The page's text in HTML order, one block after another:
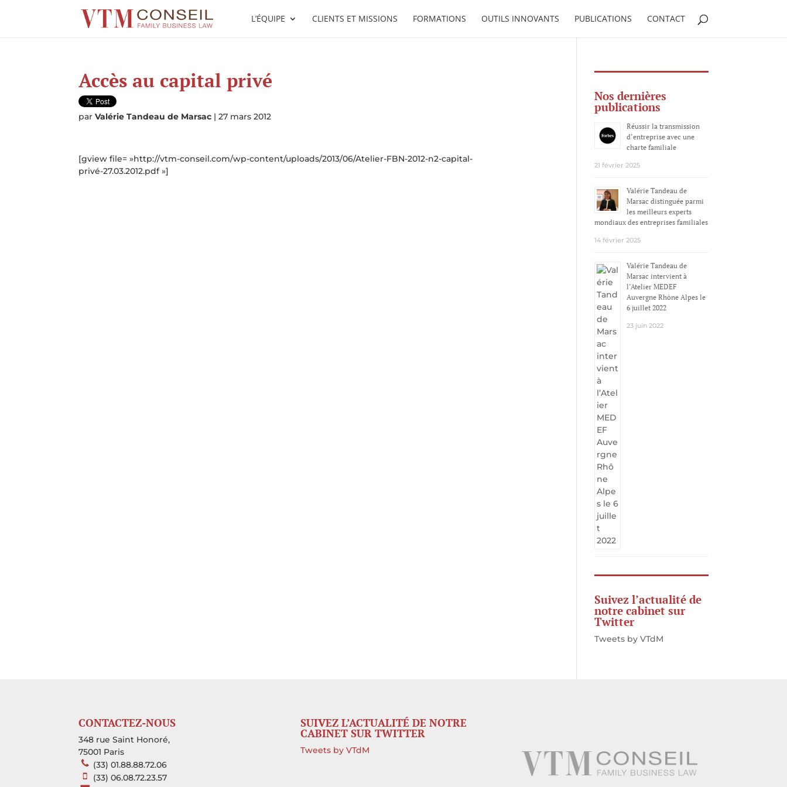
L’ÉQUIPE CLIENTS ET MISSIONS FORMATIONS OUTILS INNOVANTS PUBLICATIONS CONTACT
Accès au capital privé
parValérie Tandeau de Marsac |27 mars 2012
[gview file= »http://vtm-conseil.com/wp-content/uploads/2013/06/Atelier-FBN-2012-n2-capital-
privé-27.03.2012.pdf »]
Nos dernières
publications
Réussir la transmission
d’entreprise avec une
charte familiale
21 février 2025
Valérie Tandeau de
Marsac distinguée parmi
les meilleurs experts
mondiaux des entreprises familiales
14 février 2025
Valérie Tandeau de
Marsac intervient à
l’Atelier MEDEF
Auvergne Rhône Alpes le
6 juillet 2022
23 juin 2022
Suivez l’actualité de
notre cabinet sur
Twitter
Tweets by VTdM
CONTACTEZ-NOUS
348 rue Saint Honoré,
75001 Paris
(33) 01.88.88.72.06
(33) 06.08.72.23.57
SUIVEZ L’ACTUALITÉ DE NOTRE
CABINET SUR TWITTER
Tweets by VTdM